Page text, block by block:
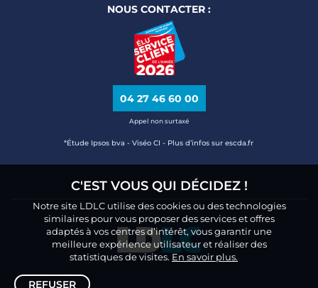
NOUS CONTACTER :
04 27 46 60 00
Appel non surtaxé
*Étude Ipsos bva - Viséo CI - Plus d’infos sur escda.fr
C'EST VOUS QUI DÉCIDEZ !
Notre site LDLC utilise des cookies ou des technologies
similaires pour vous proposer des services et offres
adaptés à vos centres d’intérêt, vous garantir une
meilleure expérience utilisateur et réaliser des
statistiques de visites. En savoir plus.
REFUSER